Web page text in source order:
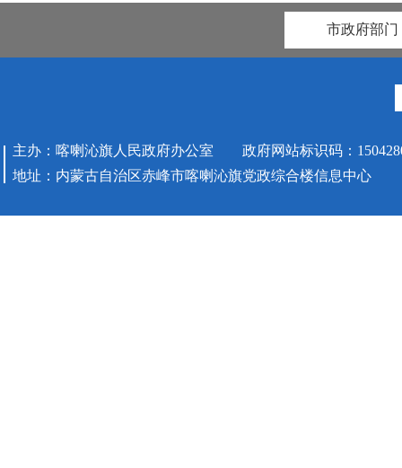
市政府部门
主办：喀喇沁旗人民政府办公室 政府网站标识码：
地址：内蒙古自治区赤峰市喀喇沁旗党政综合楼信息中心